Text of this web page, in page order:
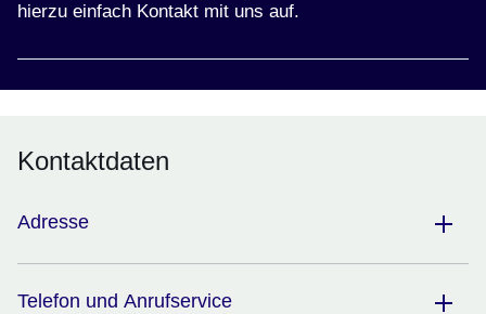
hierzu einfach Kontakt mit uns auf.
Kontaktdaten
Adresse
Telefon und Anrufservice